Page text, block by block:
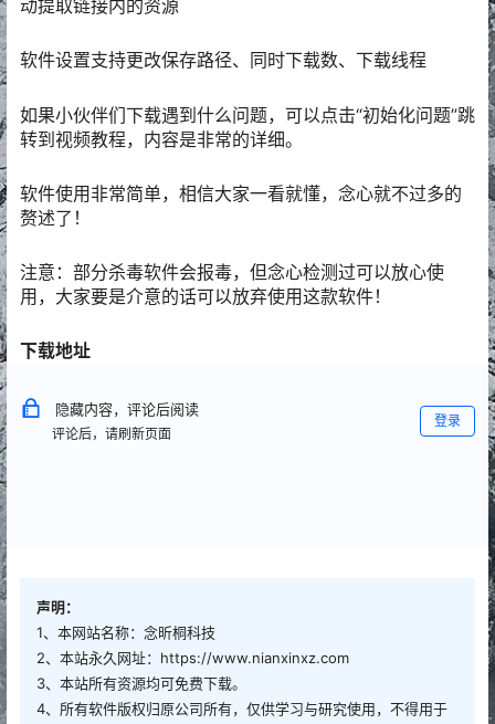
动提取链接内的资源
软件设置支持更改保存路径、同时下载数、下载线程
如果小伙伴们下载遇到什么问题，可以点击“初始化问题”跳
转到视频教程，内容是非常的详细。
软件使用非常简单，相信大家一看就懂，念心就不过多的
赘述了！
注意：部分杀毒软件会报毒，但念心检测过可以放心使
用，大家要是介意的话可以放弃使用这款软件！
下载地址
隐藏内容，评论后阅读
评论后，请刷新页面
登录
声明：
1、本网站名称：念昕桐科技
2、本站永久网址：https://www.nianxinxz.com
3、本站所有资源均可免费下载。
4、所有软件版权归原公司所有，仅供学习与研究使用，不得用于